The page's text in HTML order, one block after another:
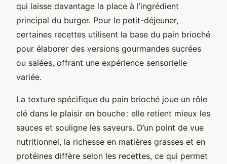
qui laisse davantage la place à l’ingrédient
principal du burger. Pour le petit-déjeuner,
certaines recettes utilisent la base du pain brioché
pour élaborer des versions gourmandes sucrées
ou salées, offrant une expérience sensorielle
variée.
La texture spécifique du pain brioché joue un rôle
clé dans le plaisir en bouche : elle retient mieux les
sauces et souligne les saveurs. D’un point de vue
nutritionnel, la richesse en matières grasses et en
protéines diffère selon les recettes, ce qui permet